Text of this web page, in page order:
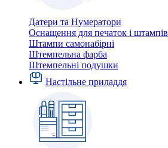
Датери та Нумератори
Оснащення для печаток і штампів
Штампи самонабірні
Штемпельна фарба
Штемпельні подушки
Настільне приладдя